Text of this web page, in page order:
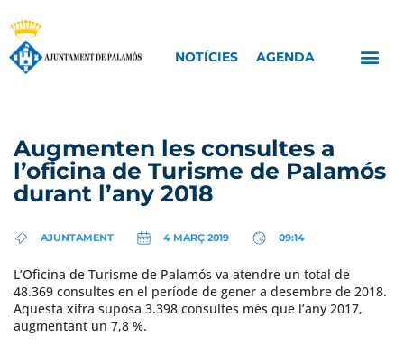
NOTÍCIES AGENDA
Augmenten les consultes a
l’oficina de Turisme de Palamós
durant l’any 2018
AJUNTAMENT 4 MARÇ 2019 09:14
L’Oficina de Turisme de Palamós va atendre un total de
48.369 consultes en el període de gener a desembre de 2018.
Aquesta xifra suposa 3.398 consultes més que l’any 2017,
augmentant un 7,8 %.